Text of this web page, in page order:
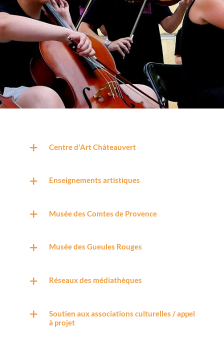
Centre d'Art Châteauvert
Enseignements artistiques
Musée des Comtes de Provence
Musée des Gueules Rouges
Réseaux des médiathèques
Soutien aux associations culturelles / appel
à projet